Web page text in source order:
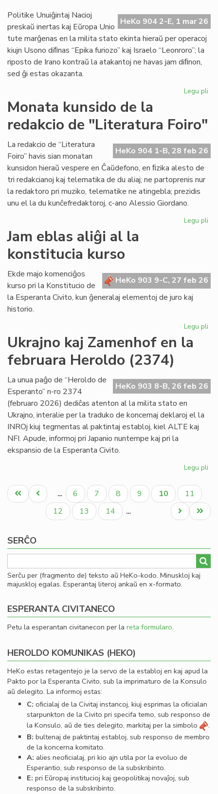
HeKo 904 2-E, 1 mar 26
Politike Unuiĝintaj Nacioj
preskaŭ inertas kaj Eŭropa Unio
tute marĝenas en la milita stato ekinta hieraŭ per operacoj
kiujn Usono diﬁnas “Epika furiozo” kaj Israelo “Leonroro”; la
riposto de Irano kontraŭ la atakantoj ne havas jam diﬁnon,
sed ĝi estas okazanta.
Legu pli
Monata kunsido de la
redakcio de "Literatura Foiro"
HeKo 904 1-B, 28 feb 26
La redakcio de “Literatura
Foiro” havis sian monatan
kunsidon hieraŭ vespere en Ĉaŭdefono, en ﬁzika alesto de
tri redakcianoj kaj telematika de du aliaj; ne partoprenis nur
la redaktoro pri muziko, telematike ne atingebla; prezidis
unu el la du kunĉefredaktoroj, c-ano Alessio Giordano.
Legu pli
Jam eblas aliĝi al la
konstitucia kurso
HeKo 903 9-C, 27 feb 26
Ekde majo komenciĝos
kurso pri la Konstitucio de
la Esperanta Civito, kun ĝeneralaj elementoj de juro kaj
historio.
Legu pli
la
Ukrajno kaj Zamenhof en la
februara Heroldo (2374)
HeKo 903 8-B, 26 feb 26
La unua paĝo de “Heroldo de
Esperanto” n-ro 2374
(februaro 2026) dediĉas atenton al la milita stato en
Ukrajno, interalie per la traduko de koncernaj deklaroj el la
INROj kiuj tegmentas al paktintaj establoj, kiel ALTE kaj
NFI. Apude, informoj pri Japanio nuntempe kaj pri la
ekspansio de la Esperanta Civito.
Legu pli
en
la
Pagination
Unua
paĝo
Antaŭa
paĝo
… Paĝo
6 Paĝo
7 Paĝo
8 Paĝo
9
Aktuala
paĝo
10 Paĝo
11
Paĝo
12 Paĝo
13 Paĝo
14 …
Last
page
Next
page
SERĈO
Serĉu per (fragmento de) teksto aŭ HeKo-kodo. Minuskloj kaj
majuskloj egalas. Esperantaj literoj ankaŭ en x-formato.
ESPERANTA CIVITANECO
Petu la esperantan civitanecon per la reta formularo.
HEROLDO KOMUNIKAS (HEKO)
HeKo estas retagentejo je la servo de la establoj en kaj apud la
Pakto por la Esperanta Civito, sub la imprimaturo de la Konsulo
aŭ delegito. La informoj estas:
C: oﬁcialaj de la Civitaj instancoj, kiuj esprimas la oﬁcialan
starpunkton de la Civito pri specifa temo, sub responso de
la Konsulo, aŭ de ties delegito, markitaj per la simbolo
.
B: bultenaj de paktintaj establoj, sub responso de membro
de la koncerna komitato.
A: alies neoﬁcialaj, pri kio ajn utila por la evoluo de
Esperantio, sub responso de la subskribinto.
E: pri Eŭropaj institucioj kaj geopolitikaj novaĵoj, sub
responso de la subskribinto.